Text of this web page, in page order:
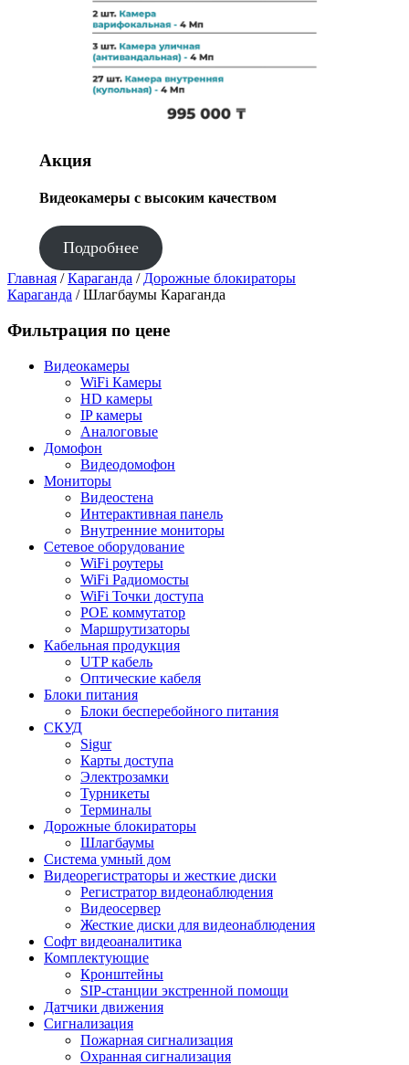
Акция
Видеокамеры с высоким качеством
Подробнее
Главная /Караганда / Дорожные блокираторы
Караганда / Шлагбаумы Караганда
Фильтрация по цене
Видеокамеры
WiFi Камеры
HD камеры
IP камеры
Аналоговые
Домофон
Видеодомофон
Мониторы
Видеостена
Интерактивная панель
Внутренние мониторы
Сетевое оборудование
WiFi роутеры
WiFi Радиомосты
WiFi Точки доступа
POE коммутатор
Маршрутизаторы
Кабельная продукция
UTP кабель
Оптические кабеля
Блоки питания
Блоки бесперебойного питания
СКУД
Sigur
Карты доступа
Электрозамки
Турникеты
Терминалы
Дорожные блокираторы
Шлагбаумы
Cистема умный дом
Видеорегистраторы и жесткие диски
Регистратор видеонаблюдения
Видеосервер
Жесткие диски для видеонаблюдения
Софт видеоаналитика
Комплектующие
Кронштейны
SIP-станции экстренной помощи
Датчики движения
Сигнализация
Пожарная сигнализация
Охранная сигнализация